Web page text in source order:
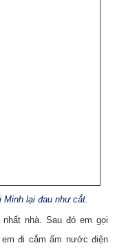
lại đau như cắt.
nhà. Sau đó em gọi
đi cắm ấm nước điện